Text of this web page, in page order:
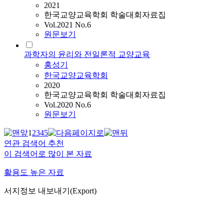
2021
한국교양교육학회 학술대회자료집
Vol.2021 No.6
원문보기
과학자의 윤리와 전일론적 교양교육
홍성기
한국교양교육학회
2020
한국교양교육학회 학술대회자료집
Vol.2020 No.6
원문보기
12345
연관 검색어 추천
이 검색어로 많이 본 자료
활용도 높은 자료
서지정보 내보내기(Export)